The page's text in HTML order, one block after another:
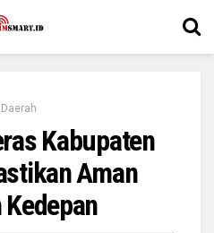
Kabupaten
Aman